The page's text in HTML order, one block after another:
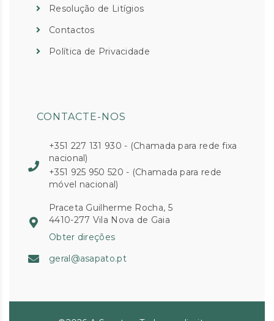
Resolução de Litígios
Contactos
Política de Privacidade
CONTACTE-NOS
+351 227 131 930 - (Chamada para rede fixa
nacional)
+351 925 950 520 - (Chamada para rede
móvel nacional)
Praceta Guilherme Rocha, 5
4410-277 Vila Nova de Gaia
Obter direções
geral@asapato.pt